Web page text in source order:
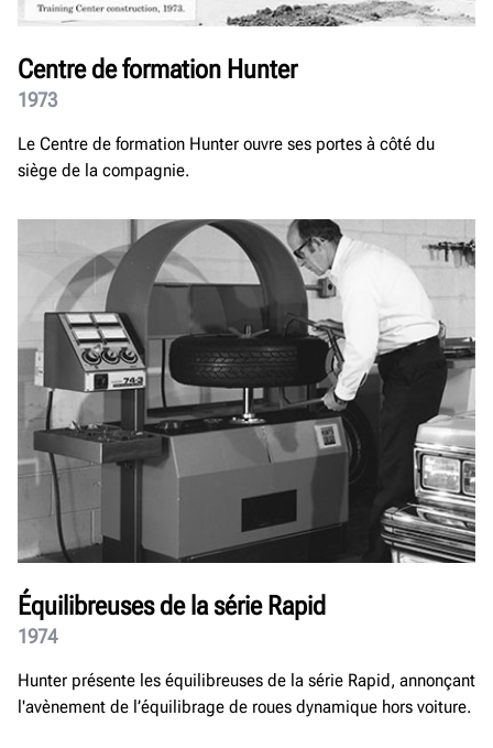
Centre de formation Hunter
1973
Le Centre de formation Hunter ouvre ses portes à côté du
siège de la compagnie.
Équilibreuses de la série Rapid
1974
Hunter présente les équilibreuses de la série Rapid, annonçant
l'avènement de l’équilibrage de roues dynamique hors voiture.